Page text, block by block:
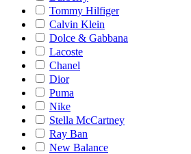
Tommy Hilfiger
Calvin Klein
Dolce & Gabbana
Lacoste
Chanel
Dior
Puma
Nike
Stella McCartney
Ray Ban
New Balance